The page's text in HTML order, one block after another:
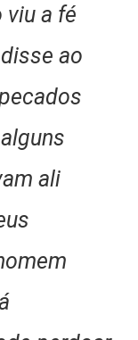
viu a fé
ao
ali